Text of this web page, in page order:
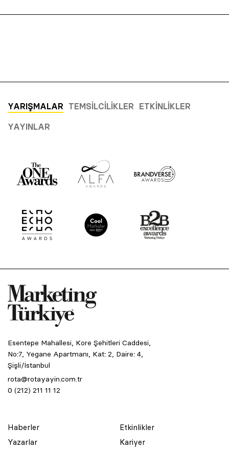
YARIŞMALAR TEMSILCILIKLER ETKINLIKLER
YAYINLAR
Esentepe Mahallesi, Kore Şehitleri Caddesi,
No:7, Yegane Apartmanı, Kat: 2, Daire: 4,
Şişli/İstanbul
rota@rotayayin.com.tr
0 (212) 211 11 12
Haberler
Yazarlar
Etkinlikler
Kariyer